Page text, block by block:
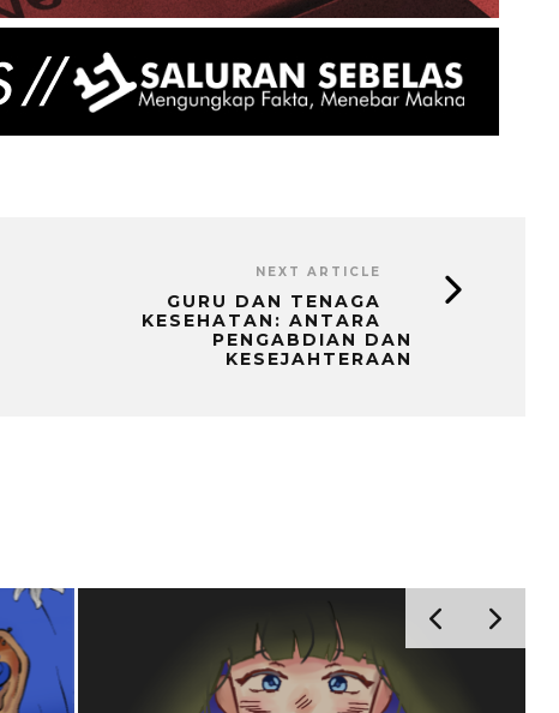
NEXT ARTICLE
GURU DAN TENAGA
KESEHATAN: ANTARA
PENGABDIAN DAN
KESEJAHTERAAN